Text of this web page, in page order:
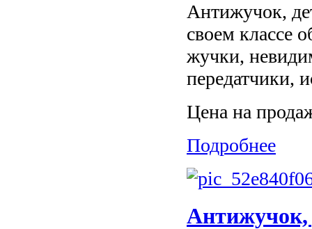
Антижучок,
своем классе
жучки,
передатчики,
Цена на
Подробнее
Антижучок,